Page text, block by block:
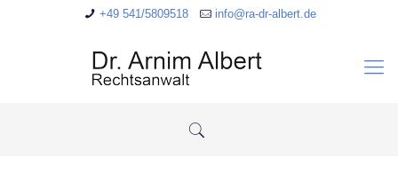
+49 541/5809518 info@ra-dr-albert.de